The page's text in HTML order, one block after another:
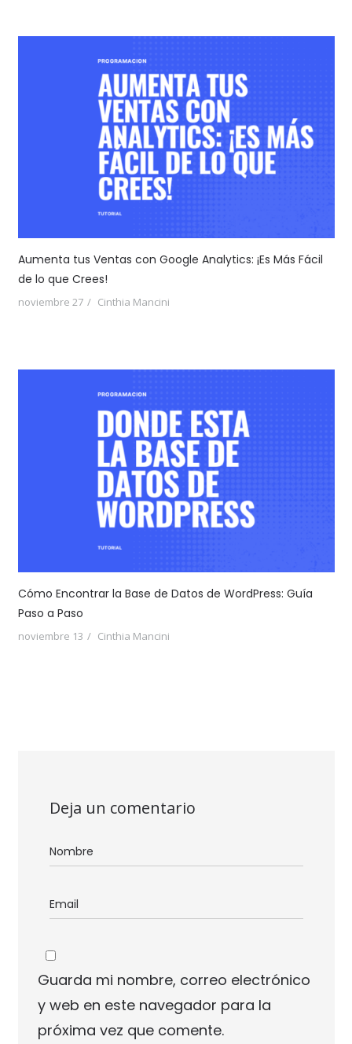
Aumenta tus Ventas con Google Analytics: ¡Es Más Fácil
de lo que Crees!
noviembre 27 Cinthia Mancini
Cómo Encontrar la Base de Datos de WordPress: Guía
Paso a Paso
noviembre 13 Cinthia Mancini
Deja un comentario
Guarda mi nombre, correo electrónico
y web en este navegador para la
próxima vez que comente.